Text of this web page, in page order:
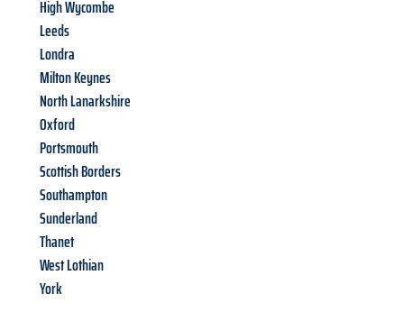
High Wycombe
Leeds
Londra
Milton Keynes
North Lanarkshire
Oxford
Portsmouth
Scottish Borders
Southampton
Sunderland
Thanet
West Lothian
York